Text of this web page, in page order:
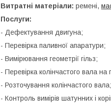
Витратні матеріали: ремені,
Послуги:
- Дефектування двигуна;
- Перевірка паливної апаратури;
- Вимірювання геометрії гільз;
- Перевірка колінчастого вала
- Розточування колінчастого вала;
- Контроль вимірів шатунних і